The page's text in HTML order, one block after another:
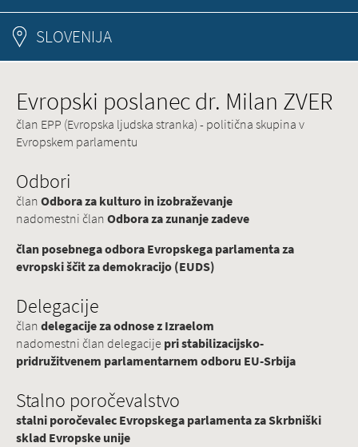
SLOVENIJA
Evropski poslanec dr. Milan ZVER
član EPP (Evropska ljudska stranka) - politična skupina v
Evropskem parlamentu
Odbori
članOdbora za kulturo in izobraževanje
nadomestni članOdbora za zunanje zadeve
član posebnega odbora Evropskega parlamenta za
evropski ščit za demokracijo (EUDS)
Delegacije
člandelegacije za odnose z Izraelom
nadomestni član delegacije pri stabilizacijsko-
pridružitvenem parlamentarnem odboru EU-Srbija
Stalno poročevalstvo
stalni poročevalec Evropskega parlamenta za Skrbniški
sklad Evropske unije